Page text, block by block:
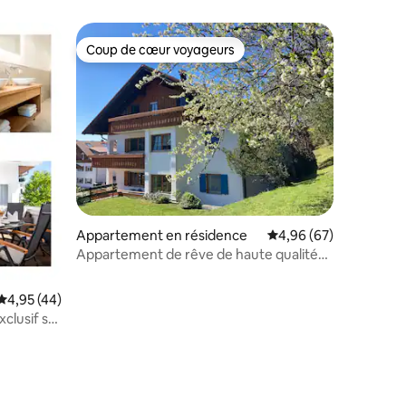
: 5 sur 5
moyenne sur la base de 44 commentaires : 4,95 sur 5
4,95 (44)
sur
Coup de cœur voyageurs
Coup de cœur voyageurs
Appartement en résidence Évaluation moyenne
4,96 (67)
Appartement de rêve de haute qualité